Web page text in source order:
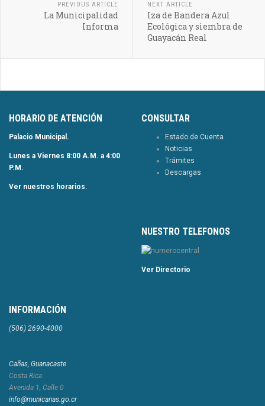
PREVIOUS ARTICLE
La Municipalidad
Informa
NEXT ARTICLE
Iza de Bandera Azul
Ecológica y siembra de
Guayacán Real
HORARIO DE ATENCIÓN
Palacio Municipal.
Lunes a Viernes 8:00 A.M. a 4:00
P.M.
Ver nuestros horarios.
CONSULTAR
Estado de Cuenta
Noticias
Trámites
Descargas
NUESTRO TELEFONOS
Ver Directorio
INFORMACIÓN
(506) 2690-4000
Cañas, Guanacaste
Costa Rica
Avenida 1, Calle 0
info@municanas.go.cr